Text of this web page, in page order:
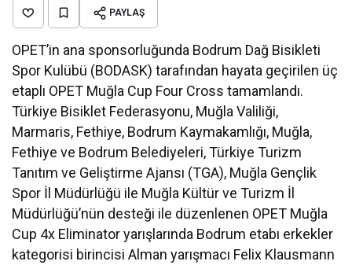
PAYLAŞ
OPET’in ana sponsorluğunda Bodrum Dağ Bisikleti
Spor Kulübü (BODASK) tarafından hayata geçirilen üç
etaplı OPET Muğla Cup Four Cross tamamlandı.
Türkiye Bisiklet Federasyonu, Muğla Valiliği,
Marmaris, Fethiye, Bodrum Kaymakamlığı, Muğla,
Fethiye ve Bodrum Belediyeleri, Türkiye Turizm
Tanıtım ve Geliştirme Ajansı (TGA), Muğla Gençlik
Spor İl Müdürlüğü ile Muğla Kültür ve Turizm İl
Müdürlüğü’nün desteği ile düzenlenen OPET Muğla
Cup 4x Eliminator yarışlarında Bodrum etabı erkekler
kategorisi birincisi Alman yarışmacı Felix Klausmann